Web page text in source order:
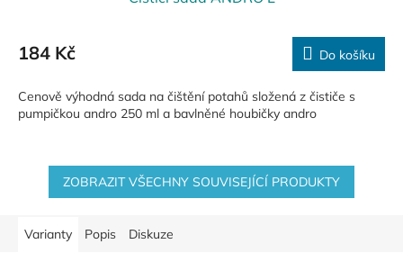
184 Kč Do košíku
Cenově výhodná sada na čištění potahů složená z čističe s
pumpičkou andro 250 ml a bavlněné houbičky andro
ZOBRAZIT VŠECHNY SOUVISEJÍCÍ PRODUKTY
Varianty Popis Diskuze